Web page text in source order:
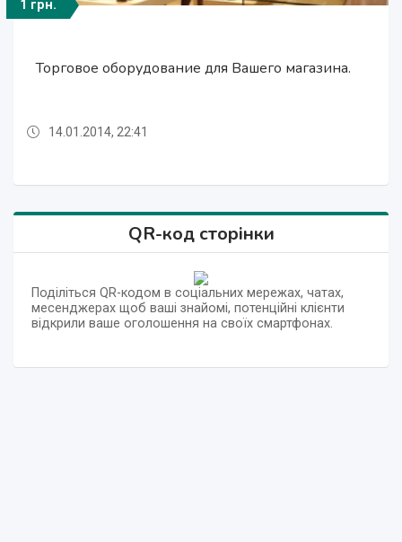
975 грн.
Торговое оборудование - стеллаж эконом
1 грн.
Торговое оборудование для Вашего магазина.
975 грн.
Торговое оборудование - стеллаж эконом
1 грн.
Торговое оборудование для Вашего магазина.
14.01.2014, 22:41
QR-код сторінки
Поділіться QR-кодом в соціальних мережах, чатах,
месенджерах щоб ваші знайомі, потенційні клієнти
відкрили ваше оголошення на своїх смартфонах.